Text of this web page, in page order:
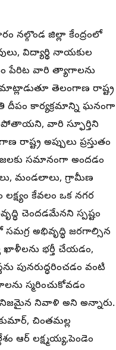
నల్గొండ జిల్లా కేంద్రంలో
విద్యార్థి నాయకుల
పేరిట వారి త్యాగాలను
తెలంగాణ రాష్ట్ర
దీపం కార్యక్రమాన్ని ఘనంగా
వారి స్ఫూర్తిని
అప్పులు ప్రస్తుతం
సమానంగా అందడం
మండలాలు, గ్రామీణ
కేవలం ఒక నగర
చెందడమేనని స్పష్టం
అభివృద్ధి జరగాల్సిన
ఖాళీలను భర్తీ చేయడం,
పునరుద్ధరించడం వంటి
స్మరించుకోవడం
నిజమైన నివాళి అని అన్నారు.
చింతమల్ల
ఆర్ లక్ష్మయ్య,పెండెం